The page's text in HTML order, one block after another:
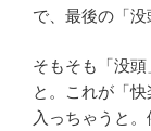
で、最後の「没
そもそも「没
と。これが「
入っちゃうと